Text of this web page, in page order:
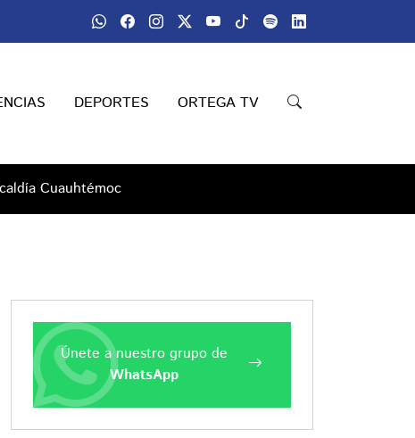
DEPORTES ORTEGA TV
Cuauhtémoc
Únete a nuestro grupo de
WhatsApp